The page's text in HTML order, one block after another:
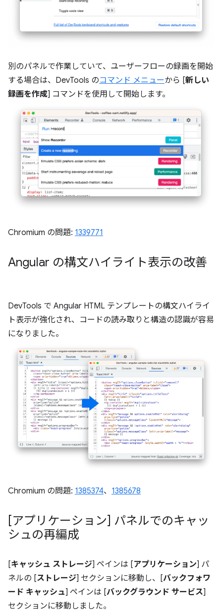
別のパネルで作業していて、ユーザーフローの録画を開始
する場合は、DevTools のコマンド メニューから [新しい
録画を作成] コマンドを使用して開始します。
Chromium の問題: 1339771
Angular の構文ハイライト表示の改善
DevTools で Angular HTML テンプレートの構文ハイライ
ト表示が強化され、コードの読み取りと構造の認識が容易
になりました。
Chromium の問題: 1385374、 1385678
[アプリケーション] パネルでのキャッ
シュの再編成
[キャッシュ ストレージ] ペインは [アプリケーション] パ
ネルの [ストレージ] セクションに移動し、[バックフォワ
ード キャッシュ] ペインは [バックグラウンド サービス]
セクションに移動しました。